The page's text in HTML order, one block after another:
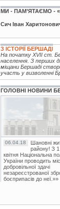
МИ - ПАМ’ЯТАЄМО - «
Сич Іван
З ІСТОРІЇ БЕРШАДІ
На початку XVII ст.
населення. З перших
міщани Бершаді
участь у визволенні
ГОЛОВНІ НОВИНИ
06.04.18
Шановні
району! З
квітня Національна
України проводить
добровільної здачі
незареєстрованої
боєприпасів до неї.»»